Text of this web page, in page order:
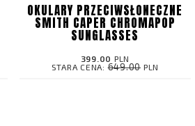
OKULARY PRZECIWSŁONECZNE
SMITH CAPER CHROMAPOP
SUNGLASSES
399.00 PLN
STARA CENA:649.00 PLN